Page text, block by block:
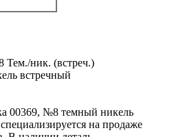
встречный
00369, №8 темный никель
на продаже